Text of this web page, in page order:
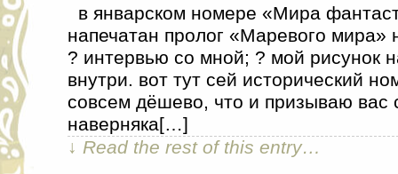
в январском номере «Мира
напечатан пролог «Маревого мира»
? интервью со мной; ? мой рисунок
внутри. вот тут сей исторический
совсем дёшево, что и призываю вас
наверняка[…]
↓ Read the rest of this entry…